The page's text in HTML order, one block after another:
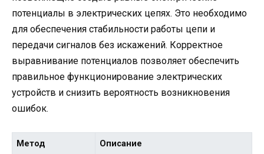
потенциалы в электрических цепях. Это необходимо
для обеспечения стабильности работы цепи и
передачи сигналов без искажений. Корректное
выравнивание потенциалов позволяет обеспечить
правильное функционирование электрических
устройств и снизить вероятность возникновения
ошибок.
Метод Описание